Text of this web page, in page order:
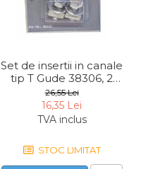
Set de insertii in canale
tip T Gude 38306, 2
bucati
26,55 Lei
16,35 Lei
TVA inclus
STOC LIMITAT